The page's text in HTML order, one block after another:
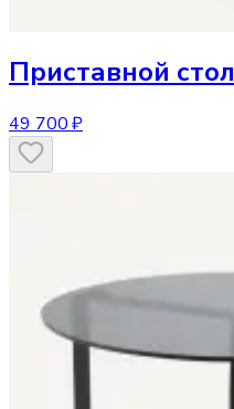
Приставной стол
49 700 ₽